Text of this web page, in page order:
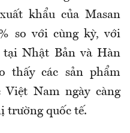
khẩu của Masan
so với cùng kỳ, với
Nhật Bản và Hàn
thấy các sản phẩm
Việt Nam ngày càng
trường quốc tế.